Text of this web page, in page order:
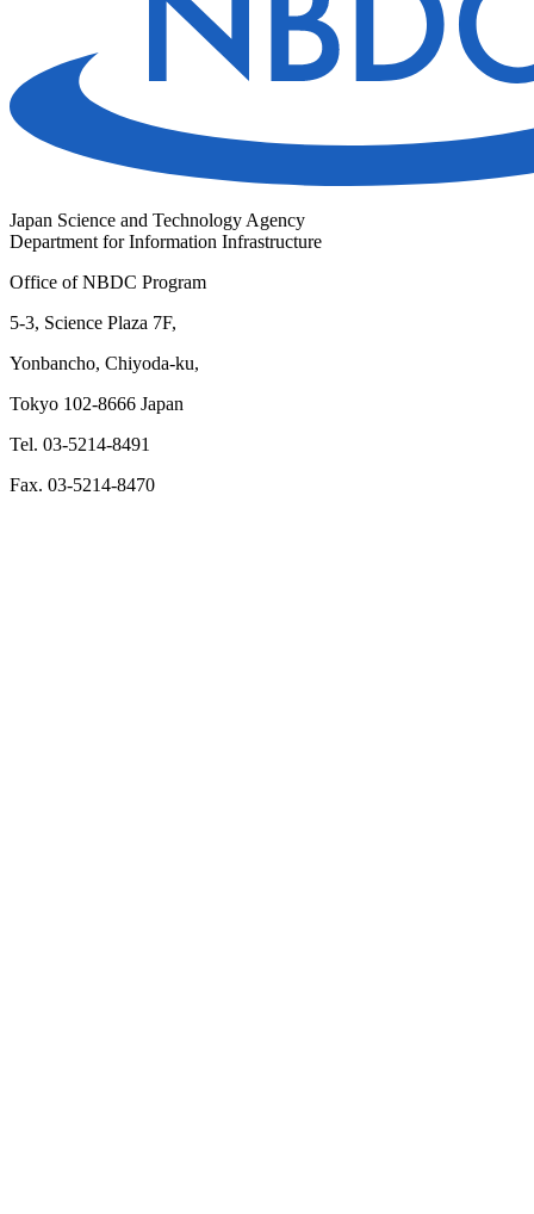
Japan Science and Technology Agency
Department for Information Infrastructure
Office of NBDC Program
5-3, Science Plaza 7F,
Yonbancho, Chiyoda-ku,
Tokyo 102-8666 Japan
Tel. 03-5214-8491
Fax. 03-5214-8470